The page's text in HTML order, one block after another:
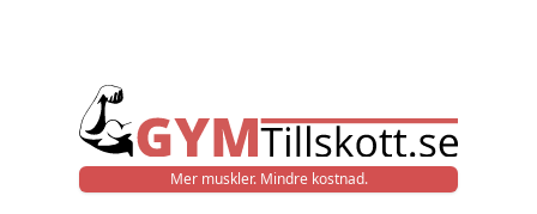
Mer muskler. Mindre kostnad.